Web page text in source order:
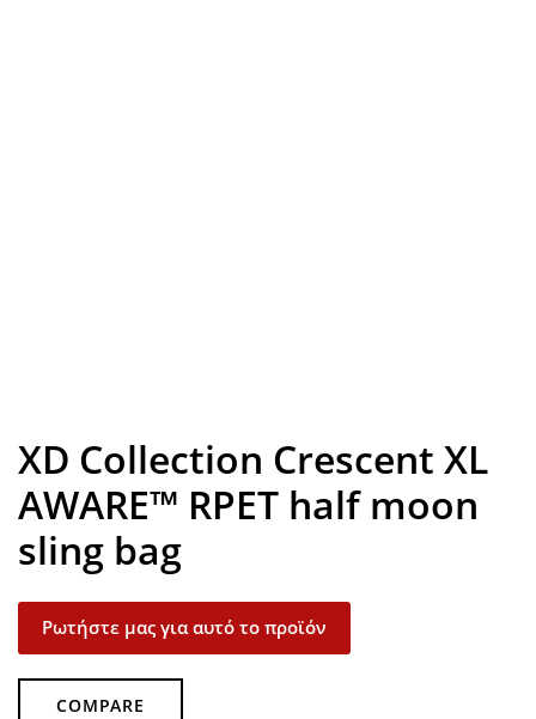
XD Collection Crescent XL
AWARE™ RPET half moon
sling bag
Ρωτήστε μας για αυτό το προϊόν
COMPARE